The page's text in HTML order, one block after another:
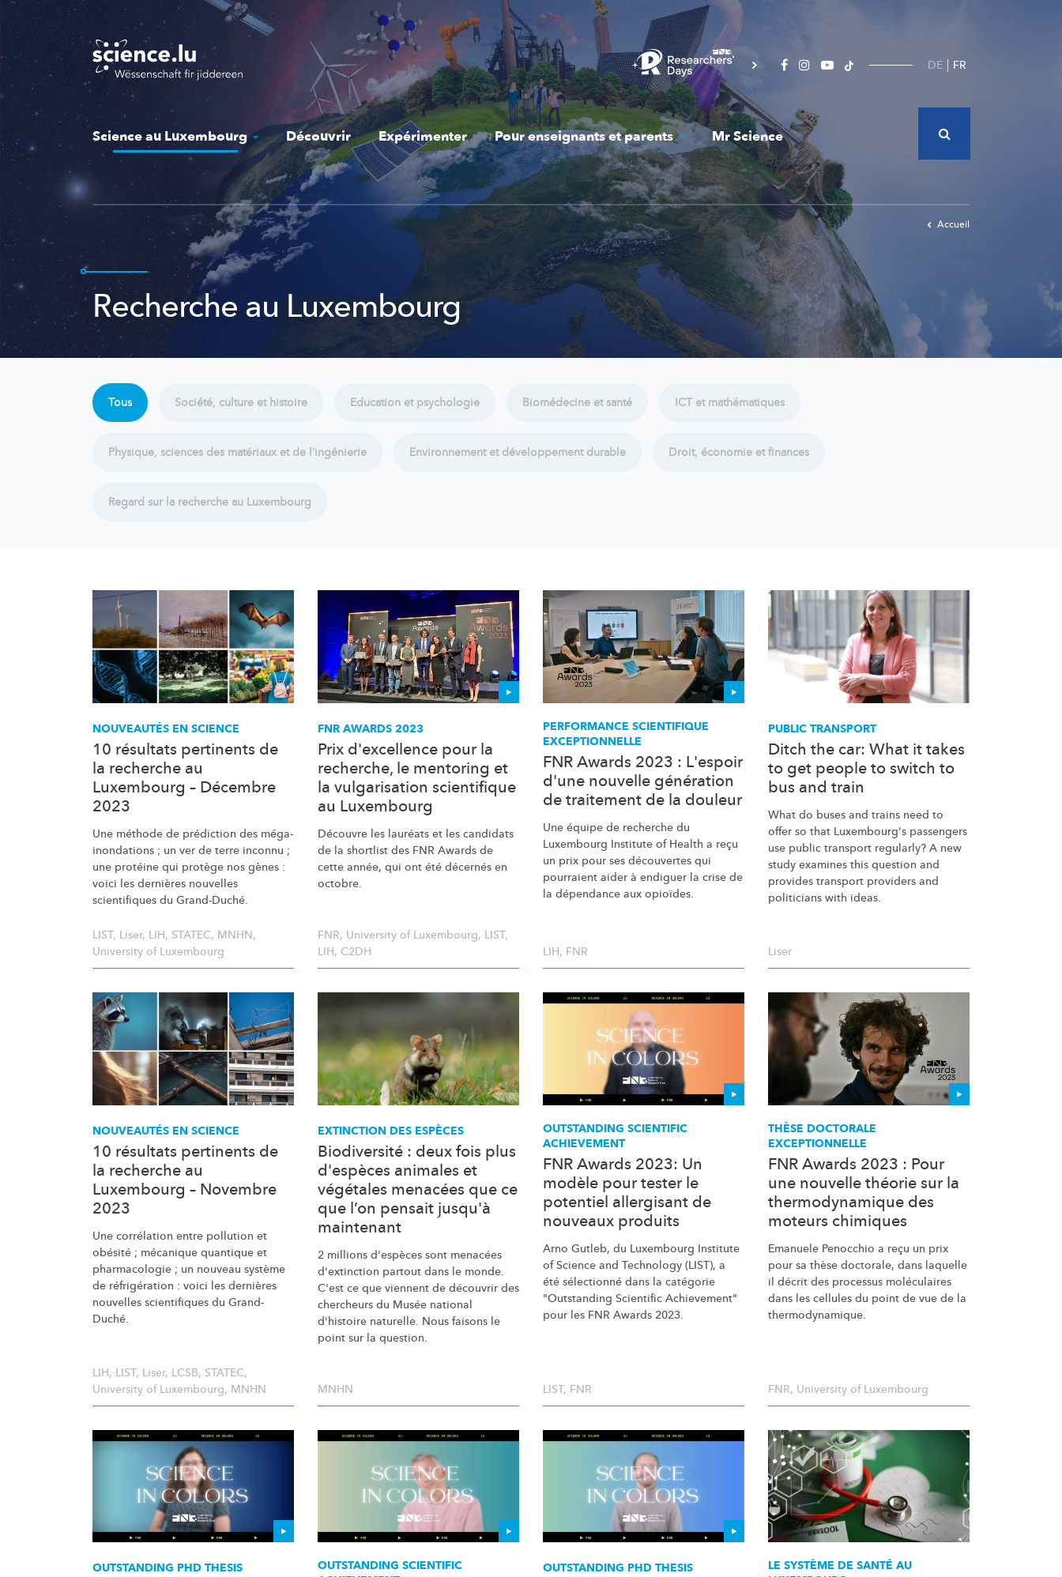
Skip
to
content
DE FR
Science au Luxembourg Découvrir Expérimenter Pour enseignants et parents Mr Science
Accueil
Recherche au Luxembourg
Tous Société, culture et histoire Education et psychologie Biomédecine et santé ICT et mathématiques
Physique, sciences des matériaux et de l‘ingénierie Environnement et développement durable Droit, économie et finances
Regard sur la recherche au Luxembourg
NOUVEAUTÉS EN SCIENCE
10 résultats pertinents de
la recherche au
Luxembourg – Décembre
2023
Une méthode de prédiction des méga-
inondations ; un ver de terre inconnu ;
une protéine qui protège nos gènes :
voici les dernières nouvelles
scientifiques du Grand-Duché.
LIST, Liser, LIH, STATEC, MNHN,
University of Luxembourg
FNR AWARDS 2023
Prix d'excellence pour la
recherche, le mentoring et
la vulgarisation scientifique
au Luxembourg
Découvre les lauréats et les candidats
de la shortlist des FNR Awards de
cette année, qui ont été décernés en
octobre.
FNR, University of Luxembourg, LIST,
LIH, C2DH
PERFORMANCE SCIENTIFIQUE
EXCEPTIONNELLE
FNR Awards 2023 : L'espoir
d'une nouvelle génération
de traitement de la douleur
Une équipe de recherche du
Luxembourg Institute of Health a reçu
un prix pour ses découvertes qui
pourraient aider à endiguer la crise de
la dépendance aux opioïdes.
LIH, FNR
PUBLIC TRANSPORT
Ditch the car: What it takes
to get people to switch to
bus and train
What do buses and trains need to
offer so that Luxembourg's passengers
use public transport regularly? A new
study examines this question and
provides transport providers and
politicians with ideas.
Liser
NOUVEAUTÉS EN SCIENCE
10 résultats pertinents de
la recherche au
Luxembourg – Novembre
2023
Une corrélation entre pollution et
obésité ; mécanique quantique et
pharmacologie ; un nouveau système
de réfrigération : voici les dernières
nouvelles scientifiques du Grand-
Duché.
LIH, LIST, Liser, LCSB, STATEC,
University of Luxembourg, MNHN
EXTINCTION DES ESPÈCES
Biodiversité : deux fois plus
d'espèces animales et
végétales menacées que ce
que l’on pensait jusqu'à
maintenant
2 millions d'espèces sont menacées
d'extinction partout dans le monde.
C'est ce que viennent de découvrir des
chercheurs du Musée national
d'histoire naturelle. Nous faisons le
point sur la question.
MNHN
OUTSTANDING SCIENTIFIC
ACHIEVEMENT
FNR Awards 2023: Un
modèle pour tester le
potentiel allergisant de
nouveaux produits
Arno Gutleb, du Luxembourg Institute
of Science and Technology (LIST), a
été sélectionné dans la catégorie
"Outstanding Scientific Achievement"
pour les FNR Awards 2023.
LIST, FNR
THÈSE DOCTORALE
EXCEPTIONNELLE
FNR Awards 2023 : Pour
une nouvelle théorie sur la
thermodynamique des
moteurs chimiques
Emanuele Penocchio a reçu un prix
pour sa thèse doctorale, dans laquelle
il décrit des processus moléculaires
dans les cellules du point de vue de la
thermodynamique.
FNR, University of Luxembourg
OUTSTANDING PHD THESIS
OUTSTANDING SCIENTIFIC
OUTSTANDING PHD THESIS
LE SYSTÈME DE SANTÉ AU